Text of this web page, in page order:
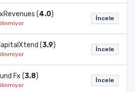
(4.0) İncele
(3.9) İncele
Fx (3.8) İncele